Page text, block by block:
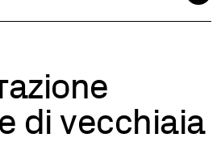
di vecchiaia